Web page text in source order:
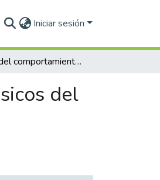
Iniciar sesión
Estudio del comportamiento de parámetros meteorológicos básicos del aire ambiente exterior medidos con sensores de bajo costo
del